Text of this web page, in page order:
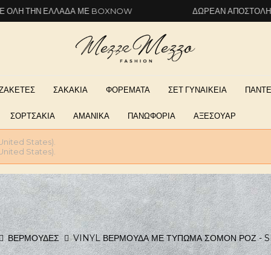
ΜΕ BOXNOW ΔΩΡΕΆΝ ΑΠΟΣΤΟΛΉ ΣΕ ΌΛΗ ΤΗΝ
ΣΑΚΑΚΙΑ ΦΟΡΕΜΑΤΑ ΣΕΤ ΓΥΝΑΙΚΕΙΑ
ΣΟΡΤΣΑΚΙΑ ΑΜΑΝΙΚΑ ΠΑΝΩΦΟΡΙΑ ΑΞΕΣΟΥΑΡ
States).
States).
ΒΕΡΜΟΥΔΕΣ VINYL ΒΕΡΜΟΥΔΑ ΜΕ ΤΥΠΩΜΑ ΣΟΜΟΝ ΡΟΖ -